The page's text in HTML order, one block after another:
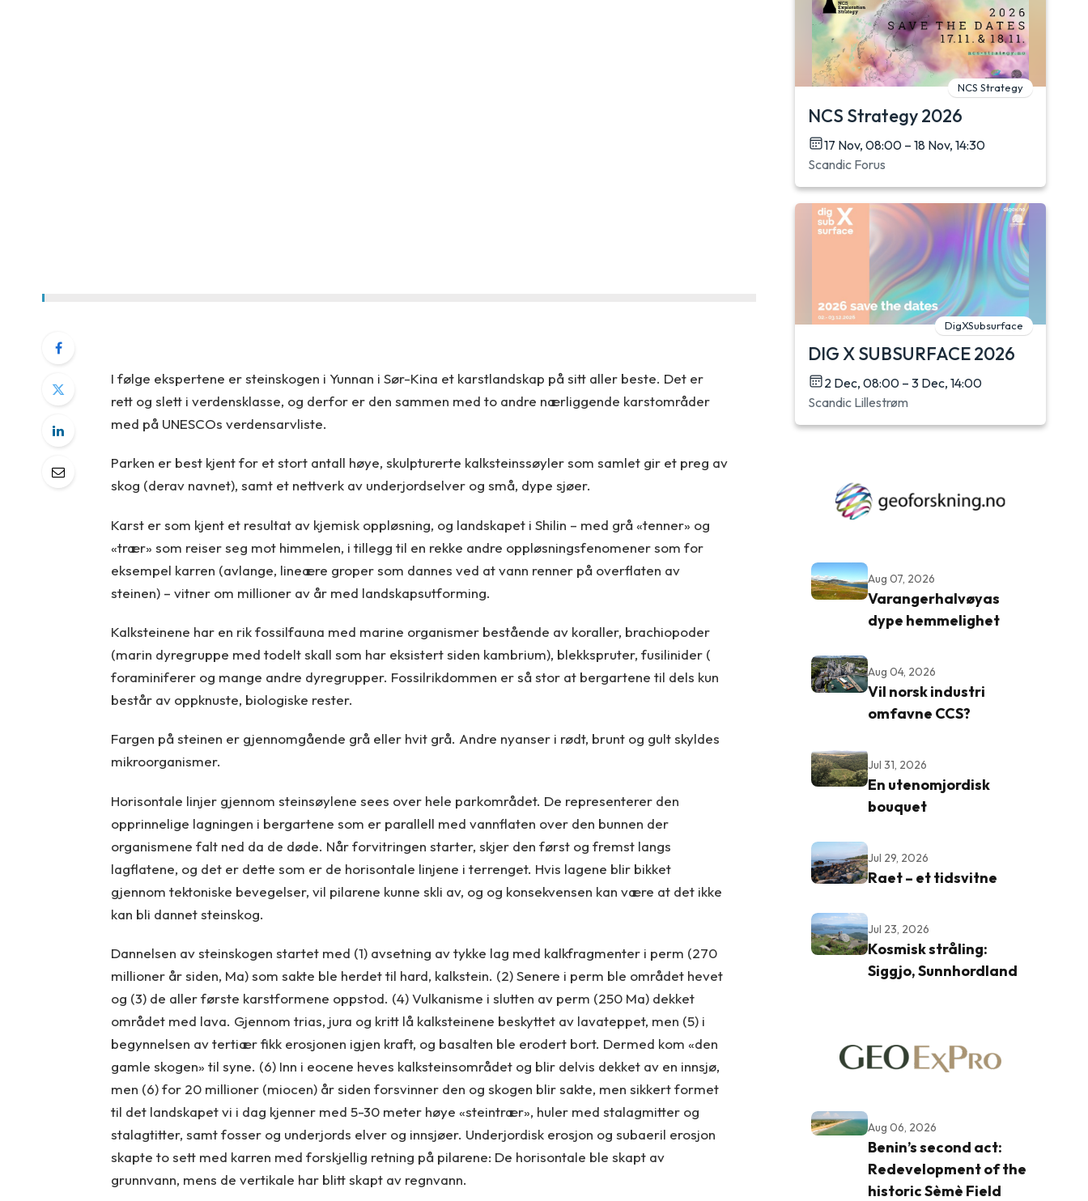
I følge ekspertene er steinskogen i Yunnan i Sør-Kina et karstlandskap på sitt aller beste. Det er
rett og slett i verdensklasse, og derfor er den sammen med to andre nærliggende karstområder
med på UNESCOs verdensarvliste.
Parken er best kjent for et stort antall høye, skulpturerte kalksteinssøyler som samlet gir et preg av
skog (derav navnet), samt et nettverk av underjordselver og små, dype sjøer.
Karst er som kjent et resultat av kjemisk oppløsning, og landskapet i Shilin – med grå «tenner» og
«trær» som reiser seg mot himmelen, i tillegg til en rekke andre oppløsningsfenomener som for
eksempel karren (avlange, lineære groper som dannes ved at vann renner på overflaten av
steinen) – vitner om millioner av år med landskapsutforming.
Kalksteinene har en rik fossilfauna med marine organismer bestående av koraller, brachiopoder
(marin dyregruppe med todelt skall som har eksistert siden kambrium), blekkspruter, fusilinider (
foraminiferer og mange andre dyregrupper. Fossilrikdommen er så stor at bergartene til dels kun
består av oppknuste, biologiske rester.
Fargen på steinen er gjennomgående grå eller hvit grå. Andre nyanser i rødt, brunt og gult skyldes
mikroorganismer.
Horisontale linjer gjennom steinsøylene sees over hele parkområdet. De representerer den
opprinnelige lagningen i bergartene som er parallell med vannflaten over den bunnen der
organismene falt ned da de døde. Når forvitringen starter, skjer den først og fremst langs
lagflatene, og det er dette som er de horisontale linjene i terrenget. Hvis lagene blir bikket
gjennom tektoniske bevegelser, vil pilarene kunne skli av, og og konsekvensen kan være at det ikke
kan bli dannet steinskog.
Dannelsen av steinskogen startet med (1) avsetning av tykke lag med kalkfragmenter i perm (270
millioner år siden, Ma) som sakte ble herdet til hard, kalkstein. (2) Senere i perm ble området hevet
og (3) de aller første karstformene oppstod. (4) Vulkanisme i slutten av perm (250 Ma) dekket
området med lava. Gjennom trias, jura og kritt lå kalksteinene beskyttet av lavateppet, men (5) i
begynnelsen av tertiær fikk erosjonen igjen kraft, og basalten ble erodert bort. Dermed kom «den
gamle skogen» til syne. (6) Inn i eocene heves kalksteinsområdet og blir delvis dekket av en innsjø,
men (6) for 20 millioner (miocen) år siden forsvinner den og skogen blir sakte, men sikkert formet
til det landskapet vi i dag kjenner med 5-30 meter høye «steintrær», huler med stalagmitter og
stalagtitter, samt fosser og underjords elver og innsjøer. Underjordisk erosjon og subaeril erosjon
skapte to sett med karren med forskjellig retning på pilarene: De horisontale ble skapt av
grunnvann, mens de vertikale har blitt skapt av regnvann.
NCS Strategy
NCS Strategy 2026
17 Nov, 08:00 – 18 Nov, 14:30
Scandic Forus
DigXSubsurface
DIG X SUBSURFACE 2026
2 Dec, 08:00 – 3 Dec, 14:00
Scandic Lillestrøm
Aug 07, 2026
Varangerhalvøyas
dype hemmelighet
Aug 04, 2026
Vil norsk industri
omfavne CCS?
Jul 31, 2026
En utenomjordisk
bouquet
Jul 29, 2026
Raet – et tidsvitne
Jul 23, 2026
Kosmisk stråling:
Siggjo, Sunnhordland
Aug 06, 2026
Benin’s second act:
Redevelopment of the
historic Sèmè Field